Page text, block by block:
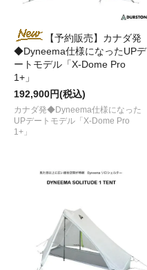
【予約販売】カナダ発
◆Dyneema仕様になったUPデ
ートモデル「X-Dome Pro
1+」
192,900円(税込)
カナダ発◆Dyneema仕様になった
UPデートモデル「X-Dome Pro
1+」